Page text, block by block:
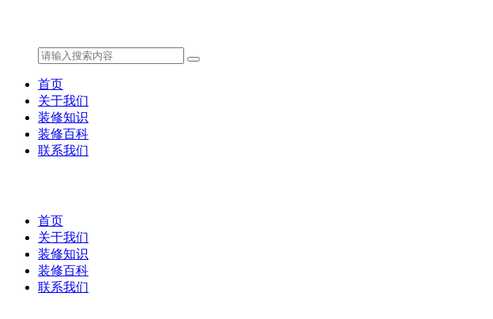
首页
关于我们
装修知识
装修百科
联系我们
首页
关于我们
装修知识
装修百科
联系我们